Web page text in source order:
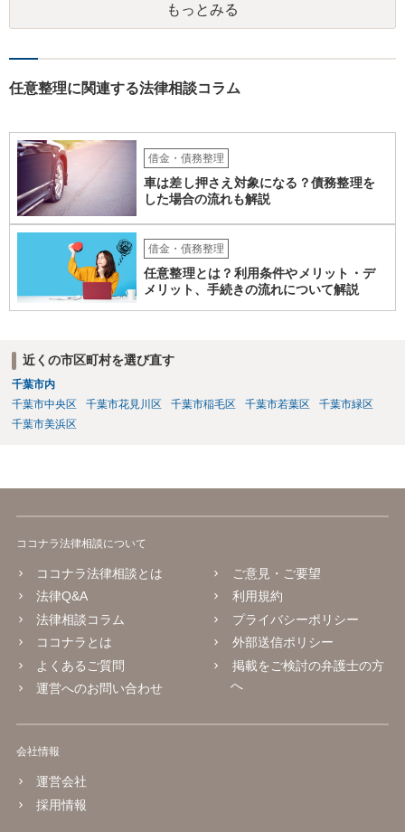
もっとみる
任意整理に関連する法律相談コラム
借金・債務整理
車は差し押さえ対象になる？債務整理を
した場合の流れも解説
借金・債務整理
任意整理とは？利用条件やメリット・デ
メリット、手続きの流れについて解説
近くの市区町村を選び直す
千葉市内
千葉市中央区
千葉市花見川区 千葉市稲毛区 千葉市若葉区
千葉市緑区
千葉市美浜区
ココナラ法律相談について
ココナラ法律相談とは
法律Q&A
法律相談コラム
ココナラとは
よくあるご質問
運営へのお問い合わせ
ご意見・ご要望
利用規約
プライバシーポリシー
外部送信ポリシー
掲載をご検討の弁護士の方
へ
会社情報
運営会社
採用情報